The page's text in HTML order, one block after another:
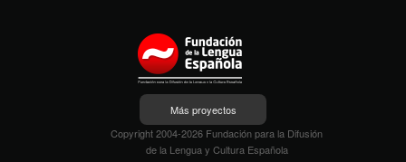
Más proyectos
Copyright 2004-2026 Fundación para la Difusión
de la Lengua y Cultura Española